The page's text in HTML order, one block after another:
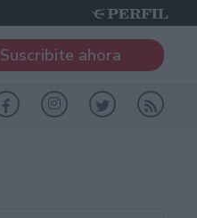
Suscribite ahora